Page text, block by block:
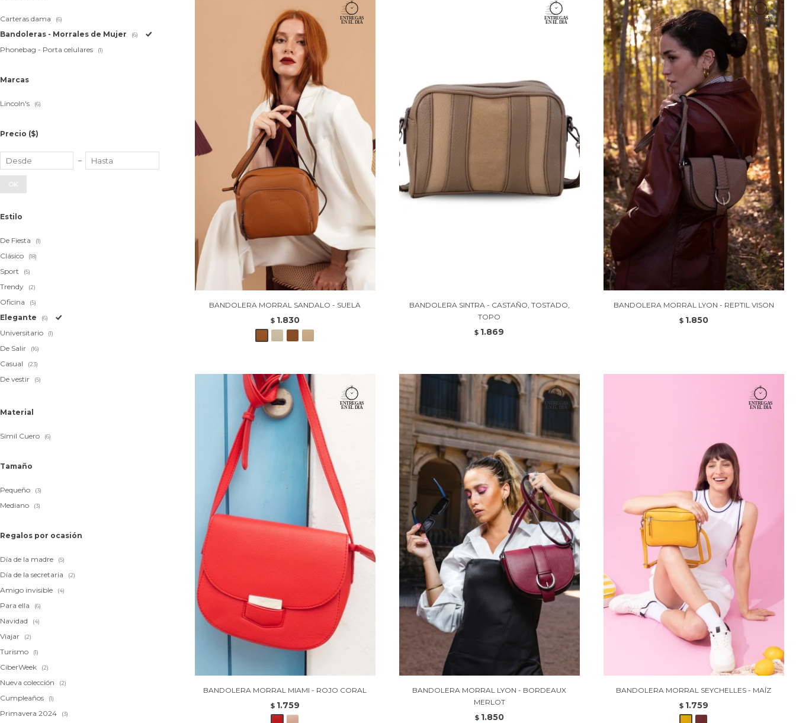
BANDOLERA MORRAL SANDALO - SUELA
$ 1.830
BANDOLERA SINTRA - CASTAÑO, TOSTADO,
TOPO
$ 1.869
BANDOLERA MORRAL LYON - REPTIL VISON
$ 1.850
BANDOLERA MORRAL MIAMI - ROJO CORAL
$ 1.759
BANDOLERA MORRAL LYON - BORDEAUX
MERLOT
$ 1.850
BANDOLERA MORRAL SEYCHELLES - MAÍZ
$ 1.759
Carteras dama (6)
Bandoleras - Morrales de Mujer (6)
Phonebag - Porta celulares (1)
Marcas
Lincoln's (6)
Precio ($)
OK
Estilo
De Fiesta (1)
Clásico (18)
Sport (5)
Trendy (2)
Oficina (5)
Elegante (6)
Universitario (1)
De Salir (16)
Casual (23)
De vestir (5)
Material
Símil Cuero (6)
Tamaño
Pequeño (3)
Mediano (3)
Regalos por ocasión
Día de la madre (5)
Día de la secretaria (2)
Amigo invisible (4)
Para ella (6)
Navidad (4)
Viajar (2)
Turismo (1)
CiberWeek (2)
Nueva colección (2)
Cumpleaños (1)
Primavera 2024 (3)